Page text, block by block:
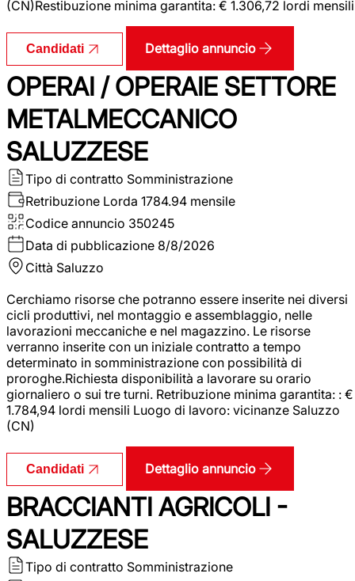
(CN)Restibuzione minima garantita: € 1.306,72 lordi mensili
Candidati Dettaglio annuncio
OPERAI / OPERAIE SETTORE
METALMECCANICO
SALUZZESE
Tipo di contratto Somministrazione
Retribuzione Lorda 1784.94 mensile
Codice annuncio 350245
Data di pubblicazione 8/8/2026
Città Saluzzo
Cerchiamo risorse che potranno essere inserite nei diversi
cicli produttivi, nel montaggio e assemblaggio, nelle
lavorazioni meccaniche e nel magazzino. Le risorse
verranno inserite con un iniziale contratto a tempo
determinato in somministrazione con possibilità di
proroghe.Richiesta disponibilità a lavorare su orario
giornaliero o sui tre turni. Retribuzione minima garantita: : €
1.784,94 lordi mensili Luogo di lavoro: vicinanze Saluzzo
(CN)
Candidati Dettaglio annuncio
BRACCIANTI AGRICOLI -
SALUZZESE
Tipo di contratto Somministrazione